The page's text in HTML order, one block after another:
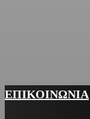
ΕΠΙΚΟΙΝΩΝΙΑ